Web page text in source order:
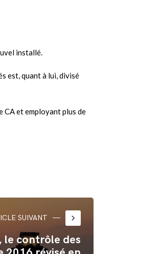
installé.
est, quant à lui, divisé
CA et employant plus de
SUIVANT keyboard_arrow_right
le contrôle des